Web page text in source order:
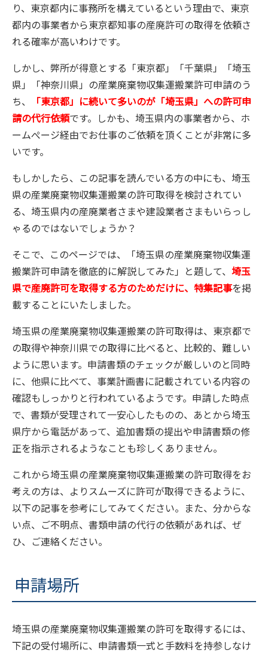
り、東京都内に事務所を構えているという理由で、東京
都内の事業者から東京都知事の産廃許可の取得を依頼さ
れる確率が高いわけです。
しかし、弊所が得意とする「東京都」「千葉県」「埼玉
県」「神奈川県」の産業廃棄物収集運搬業許可申請のう
ち、
「東京都」に続いて多いのが「埼玉県」 への許可申
請の代行依頼です。しかも、埼玉県内の事業者から、ホ
ームぺージ経由でお仕事のご依頼を頂くことが非常に多
いです。
もしかしたら、この記事を読んでいる方の中にも、埼玉
県の産業廃棄物収集運搬業の許可取得を検討されてい
る、埼玉県内の産廃業者さまや建設業者さまもいらっし
ゃるのではないでしょうか？
そこで、このページでは、「埼玉県の産業廃棄物収集運
搬業許可申請を徹底的に解説してみた」と題して、 埼玉
県で産廃許可を取得する方のためだけに、特集記事を掲
載することにいたしました。
埼玉県の産業廃棄物収集運搬業の許可取得は、東京都で
の取得や神奈川県での取得に比べると、比較的、難しい
ように思います。申請書類のチェックが厳しいのと同時
に、他県に比べて、事業計画書に記載されている内容の
確認もしっかりと行われているようです。申請した時点
で、書類が受理されて一安心したものの、あとから埼玉
県庁から電話があって、追加書類の提出や申請書類の修
正を指示されるようなことも珍しくありません。
これから埼玉県の産業廃棄物収集運搬業の許可取得をお
考えの方は、よりスムーズに許可が取得できるように、
以下の記事を参考にしてみてください。また、分からな
い点、ご不明点、書類申請の代行の依頼があれば、ぜ
ひ、ご連絡ください。
申請場所
埼玉県の産業廃棄物収集運搬業の許可を取得するには、
下記の受付場所に、申請書類一式と手数料を持参しなけ